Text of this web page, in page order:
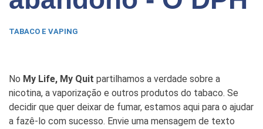
TABACO E VAPING
No My Life, My Quit partilhamos a verdade sobre a
nicotina, a vaporização e outros produtos do tabaco. Se
decidir que quer deixar de fumar, estamos aqui para o ajudar
a fazê-lo com sucesso. Envie uma mensagem de texto